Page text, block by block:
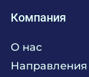
Компания
О нас
Направления